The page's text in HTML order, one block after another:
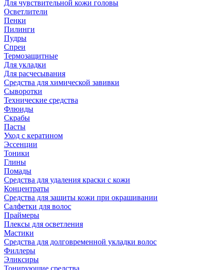
Для чувствительной кожи головы
Осветлители
Пенки
Пилинги
Пудры
Спреи
Термозащитные
Для укладки
Для расчесывания
Средства для химической завивки
Сыворотки
Технические средства
Флюиды
Скрабы
Пасты
Уход с кератином
Эссенции
Тоники
Глины
Помады
Средства для удаления краски с кожи
Концентраты
Средства для защиты кожи при окрашивании
Салфетки для волос
Праймеры
Плексы для осветления
Мастики
Средства для долговременной укладки волос
Филлеры
Эликсиры
Тонирующие средства